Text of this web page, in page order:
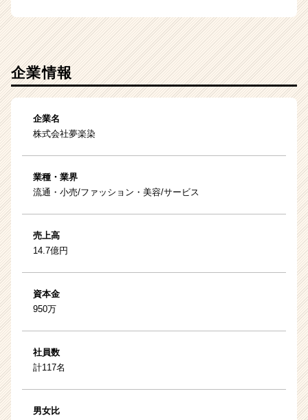
企業情報
企業名
株式会社夢楽染
業種・業界
流通・小売/ファッション・美容/サービス
売上高
14.7億円
資本金
950万
社員数
計117名
男女比